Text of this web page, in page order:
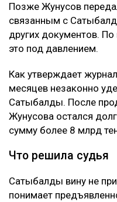
Позже Жунусов
связанным с
других документов.
это под давлением.
Как утверждает
месяцев незаконно
Сатыбалды. После
Жунусова остался
сумму более 8 млрд
Что решила судья
Сатыбалды вину не
понимает